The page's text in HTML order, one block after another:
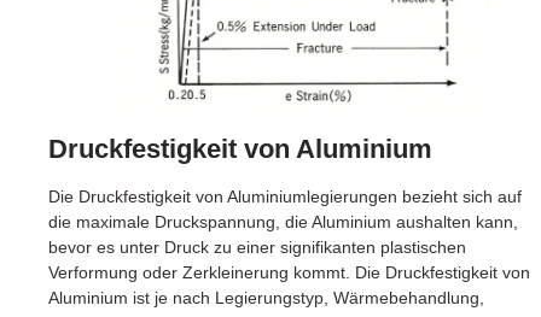
Druckfestigkeit von Aluminium
Die Druckfestigkeit von Aluminiumlegierungen bezieht sich auf
die maximale Druckspannung, die Aluminium aushalten kann,
bevor es unter Druck zu einer signifikanten plastischen
Verformung oder Zerkleinerung kommt. Die Druckfestigkeit von
Aluminium ist je nach Legierungstyp, Wärmebehandlung,